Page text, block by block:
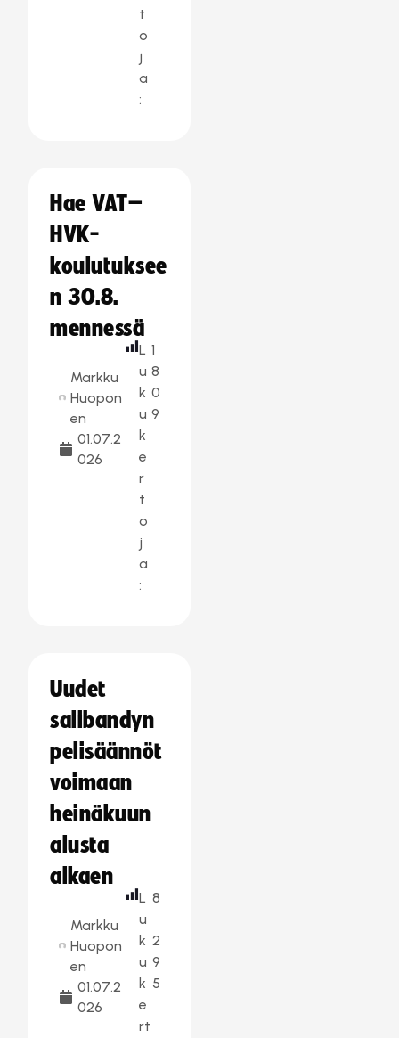
t
o
j
a
:
Hae VAT–
HVK-
koulutuksee
n 30.8.
mennessä
Markku
Huopon
en
01.07.2
026
L
u
k
u
k
e
r
t
o
j
a
:
1
8
0
9
Uudet
salibandyn
pelisäännöt
voimaan
heinäkuun
alusta
alkaen
Markku
Huopon
en
01.07.2
026
L
u
k
u
k
e
rt
8
2
9
5